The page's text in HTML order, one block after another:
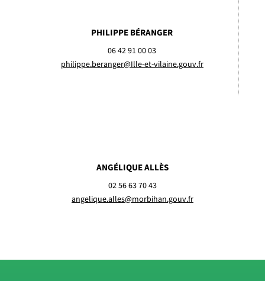
PHILIPPE BÉRANGER
06 42 91 00 03
philippe.beranger@Ille-et-vilaine.gouv.fr
ANGÉLIQUE ALLÈS
02 56 63 70 43
angelique.alles@morbihan.gouv.fr